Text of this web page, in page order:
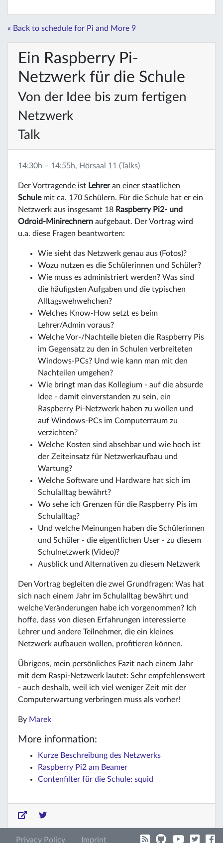
« Back to schedule for Pi and More 9
Ein Raspberry Pi-
Netzwerk für die Schule
Von der Idee bis zum fertigen
Netzwerk
Talk
14:30h – 14:55h, Hörsaal 11 (Talks)
Der Vortragende ist Lehreran einer staatlichen
Schulemit ca. 170 Schülern. Für die Schule hat er ein
Netzwerk aus insgesamt 18 Raspberry Pi2- und
Odroid-Minirechnern aufgebaut. Der Vortrag wird
u.a. diese Fragen beantworten:
Wie sieht das Netzwerk genau aus (Fotos)?
Wozu nutzen es die Schülerinnen und Schüler?
Wie muss es administriert werden? Was sind
die häufigsten Aufgaben und die typischen
Alltagswehwehchen?
Welches Know-How setzt es beim
Lehrer/Admin voraus?
Welche Vor-/Nachteile bieten die Raspberry Pis
im Gegensatz zu den in Schulen verbreiteten
Windows-PCs? Und wie kann man mit den
Nachteilen umgehen?
Wie bringt man das Kollegium - auf die absurde
Idee - damit einverstanden zu sein, ein
Raspberry Pi-Netzwerk haben zu wollen und
auf Windows-PCs im Computerraum zu
verzichten?
Welche Kosten sind absehbar und wie hoch ist
der Zeiteinsatz für Netzwerkaufbau und
Wartung?
Welche Software und Hardware hat sich im
Schulalltag bewährt?
Wo sehe ich Grenzen für die Raspberry Pis im
Schulalltag?
Und welche Meinungen haben die Schülerinnen
und Schüler - die eigentlichen User - zu diesem
Schulnetzwerk (Video)?
Ausblick und Alternativen zu diesem Netzwerk
Den Vortrag begleiten die zwei Grundfragen: Was hat
sich nach einem Jahr im Schulalltag bewährt und
welche Veränderungen habe ich vorgenommen? Ich
hoffe, dass von diesen Erfahrungen interessierte
Lehrer und andere Teilnehmer, die ein kleines
Netzwerk aufbauen wollen, profitieren können.
Übrigens, mein persönliches Fazit nach einem Jahr
mit dem Raspi-Netzwerk lautet: Sehr empfehlenswert
- auch deshalb, weil ich viel weniger Zeit mit der
Computerwartung verbringen muss als vorher!
By Marek
More information:
Kurze Beschreibung des Netzwerks
Raspberry Pi2 am Beamer
Contenfilter für die Schule: squid
Privacy Policy Imprint